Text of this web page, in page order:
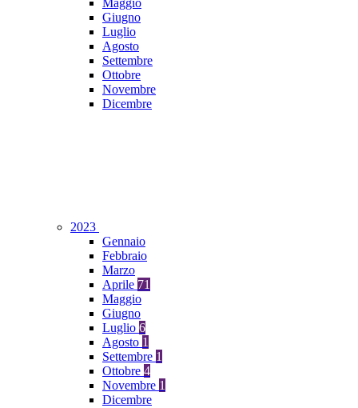
Maggio
Giugno
Luglio
Agosto
Settembre
Ottobre
Novembre
Dicembre
2023
Gennaio
Febbraio
Marzo
Aprile 71
Maggio
Giugno
Luglio 6
Agosto 1
Settembre 1
Ottobre 4
Novembre 1
Dicembre